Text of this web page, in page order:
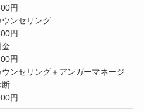
円
ウンセリング
円
金
円
ウンセリング＋アンガーマネージ
断
円